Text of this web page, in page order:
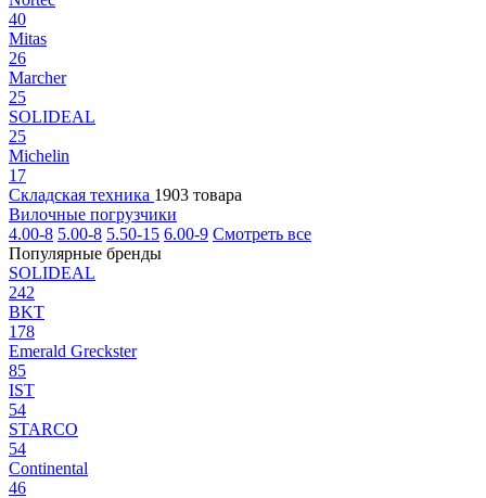
40
Mitas
26
Marcher
25
SOLIDEAL
25
Michelin
17
Складская техника 1903 товара
Вилочные погрузчики
4.00-8 5.00-8 5.50-15 6.00-9 Смотреть все
Популярные бренды
SOLIDEAL
242
BKT
178
Emerald Greckster
85
IST
54
STARCO
54
Continental
46